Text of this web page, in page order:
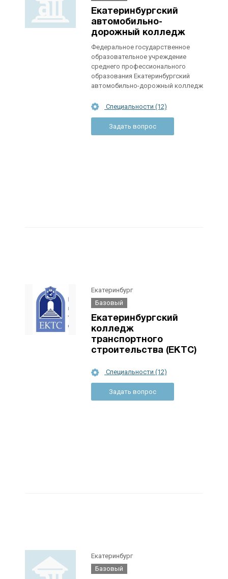
Екатеринбургский
автомобильно-
дорожный колледж
Федеральное государственное
образовательное учреждение
среднего профессионального
образования Екатеринбургский
автомобильно-дорожный колледж
Специальности (12)
Задать вопрос
Екатеринбург
Базовый
Екатеринбургский
колледж
транспортного
строительства (ЕКТС)
Специальности (12)
Задать вопрос
Екатеринбург
Базовый